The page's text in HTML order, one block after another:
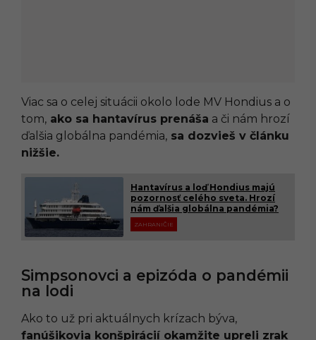
Viac sa o celej situácii okolo lode MV Hondius a o
tom, ako sa hantavírus prenáša a či nám hrozí
ďalšia globálna pandémia, sa dozvieš v článku
nižšie.
Hantavírus a loď Hondius majú
pozornosť celého sveta. Hrozí
nám ďalšia globálna pandémia?
ZAHRANIČIE
Simpsonovci a epizóda o pandémii
na lodi
Ako to už pri aktuálnych krízach býva,
fanúšikovia konšpirácií okamžite upreli zrak